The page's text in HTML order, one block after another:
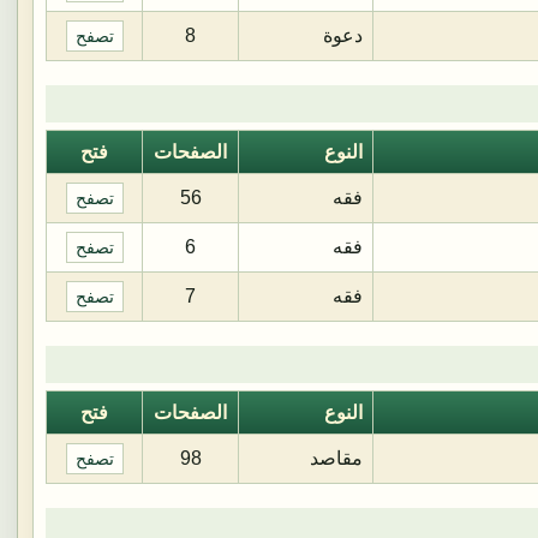
دعوة 8 تصفح
النوع الصفحات فتح
فقه 56 تصفح
فقه 6 تصفح
فقه 7 تصفح
النوع الصفحات فتح
مقاصد 98 تصفح